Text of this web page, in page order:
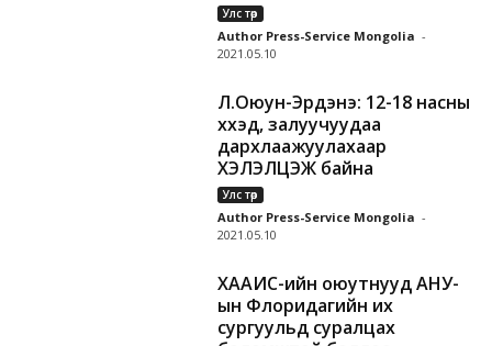
Улс төр
Author Press-Service Mongolia -
2021.05.10
Л.Оюун-Эрдэнэ: 12-18 насны
хүүхэд, залуучуудаа
дархлаажуулахаар
ХЭЛЭЛЦЭЖ байна
Улс төр
Author Press-Service Mongolia -
2021.05.10
ХААИС-ийн оюутнууд АНУ-
ын Флоридагийн их
сургуульд суралцах